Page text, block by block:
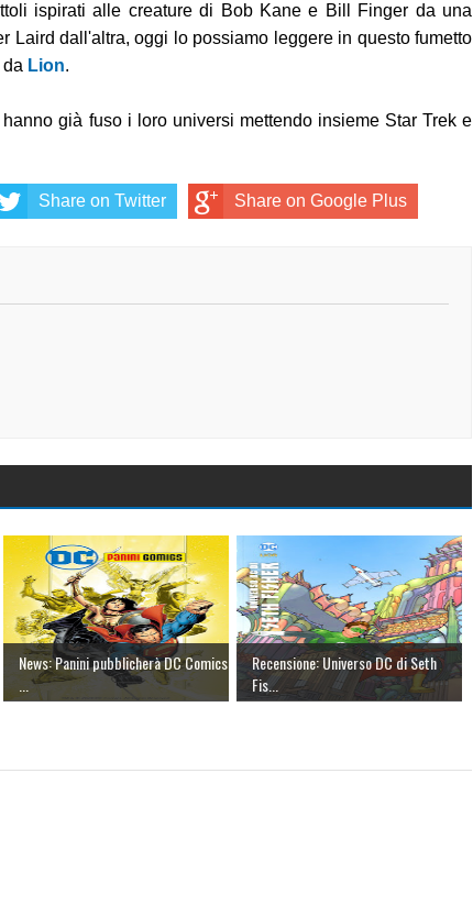
ispirati alle creature di Bob Kane e Bill Finger da una
Laird dall'altra, oggi lo possiamo leggere in questo fumetto
da Lion.
già fuso i loro universi mettendo insieme Star Trek e
Share on Twitter Share on Google Plus
News: Panini pubblicherà DC Comics
...
Recensione: Universo DC di Seth
Fis...